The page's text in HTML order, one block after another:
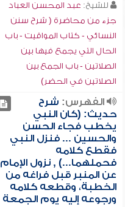
للشيخ: عبد المحسن العباد
جزء من محاضرة ( شرح سنن
النسائي - كتاب المواقيت - باب
الحال التي يجمع فيها بين
الصلاتين - باب الجمع بين
الصلاتين في الحضر)
الفهرس: شرح
حديث: (كان النبي
يخطب فجاء الحسن
والحسين ... فنزل النبي
فقطع كلامه
فحملهما...) , نزول الإمام
عن المنبر قبل فراغه من
الخطبة، وقطعه كلامه
ورجوعه إليه يوم الجمعة